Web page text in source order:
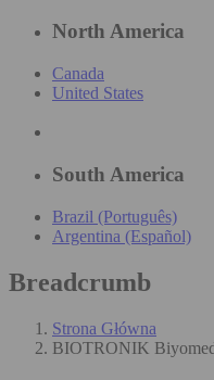
North America
Canada
United States
South America
Brazil (Português)
Argentina (Español)
Breadcrumb
Strona Główna
BIOTRONIK